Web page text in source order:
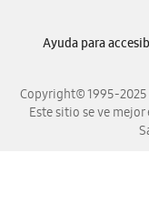
Copyright© 1995-2025
Este sitio se ve
Ayuda para